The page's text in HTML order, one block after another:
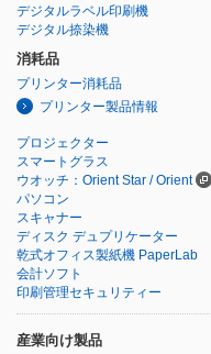
デジタルラベル印刷機
デジタル捺染機
消耗品
プリンター消耗品
プリンター製品情報
プロジェクター
スマートグラス
ウオッチ：Orient Star / Orient
パソコン
スキャナー
ディスク デュプリケーター
乾式オフィス製紙機 PaperLab
会計ソフト
印刷管理セキュリティー
産業向け製品